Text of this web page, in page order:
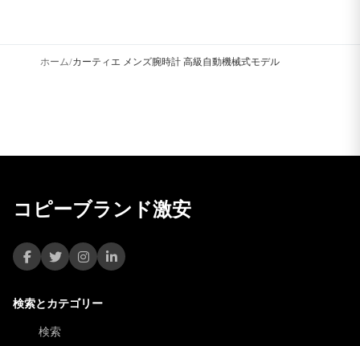
ホーム/カーティエ メンズ腕時計 高級自動機械式モデル
コピーブランド激安
検索とカテゴリー
検索